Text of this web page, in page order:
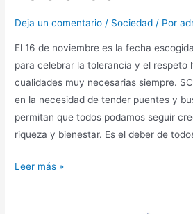
Deja un comentario / Sociedad / Por
El 16 de noviembre es la fecha
para celebrar la tolerancia y el respeto
cualidades muy necesarias siempre.
en la necesidad de tender puentes y
permitan que todos podamos seguir
riqueza y bienestar. Es el deber de
Leer más »